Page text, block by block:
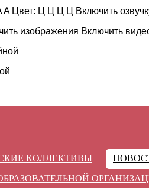
A Цвет: Ц Ц Ц Ц Включить
изображения Включить
КОЛЛЕКТИВЫ